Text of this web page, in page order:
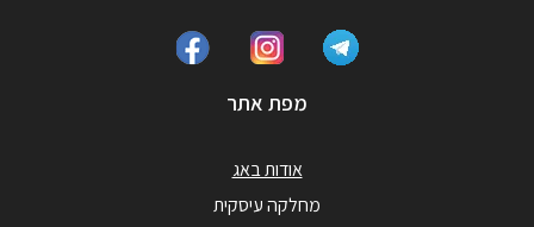
מפת אתר
אודות באג
מחלקה עיסקית